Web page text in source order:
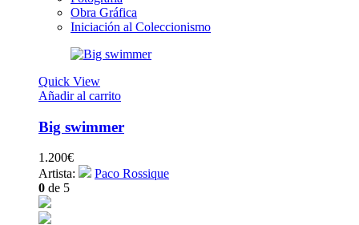
Obra Gráfica
Iniciación al Coleccionismo
Quick View
Añadir al carrito
Big swimmer
1.200€
Artista:
Paco Rossique
0 de 5